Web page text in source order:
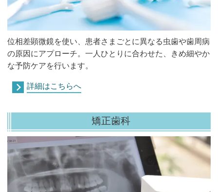
位相差顕微鏡を使い、患者さまごとに異なる虫歯や歯周病
の原因にアプローチ。一人ひとりに合わせた、きめ細やか
な予防ケアを行います。
詳細はこちらへ
矯正歯科